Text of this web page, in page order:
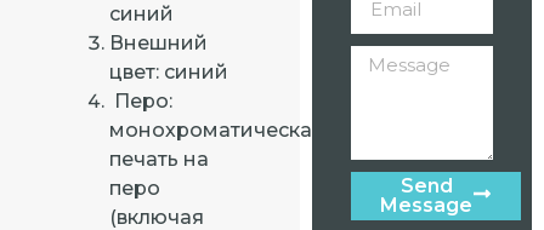
синий
Внешний
цвет: синий
Перо:
монохроматическая
печать на
перо
(включая
Send
Message